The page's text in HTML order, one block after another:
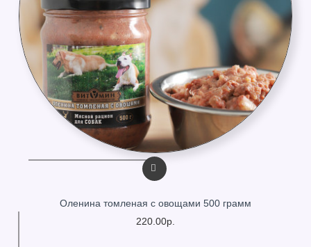
Оленина томленая с овощами 500 грамм
220.00р.